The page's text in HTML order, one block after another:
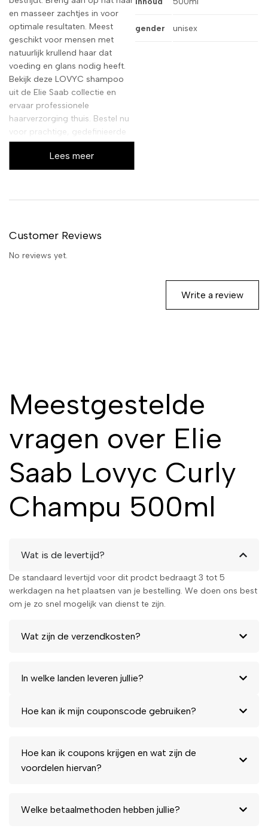
en masseer zachtjes in voor
optimale resultaten. Meest
geschikt voor mensen met
natuurlijk krullend haar dat
voeding en glans nodig heeft.
Bekijk deze LOVYC shampoo
uit de Elie Saab collectie en
ervaar professionele
haarverzorging thuis. Bestel nu
voor prachtige, gedefinieerde
krullen.
Lees meer
gender unisex
Customer Reviews
No reviews yet.
Write a review
Meestgestelde
vragen over Elie
Saab Lovyc Curly
Champu 500ml
Wat is de levertijd?
De standaard levertijd voor dit prodct bedraagt 3 tot 5
werkdagen na het plaatsen van je bestelling. We doen ons best
om je zo snel mogelijk van dienst te zijn.
Wat zijn de verzendkosten?
In welke landen leveren jullie?
Hoe kan ik mijn couponscode gebruiken?
Hoe kan ik coupons krijgen en wat zijn de
voordelen hiervan?
Welke betaalmethoden hebben jullie?